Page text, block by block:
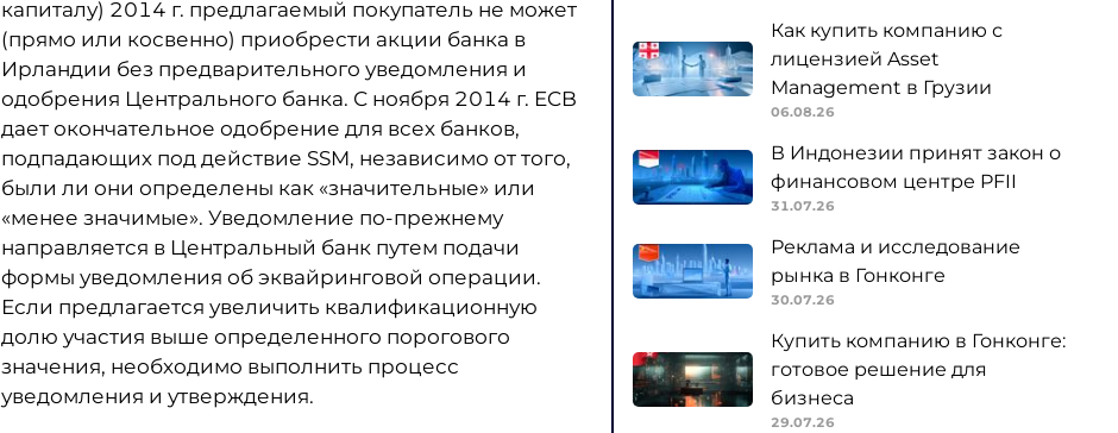
капиталу) 2014 г. предлагаемый покупатель не может
(прямо или косвенно) приобрести акции банка в
Ирландии без предварительного уведомления и
одобрения Центрального банка. С ноября 2014 г. ECB
дает окончательное одобрение для всех банков,
подпадающих под действие SSM, независимо от того,
были ли они определены как «значительные» или
«менее значимые». Уведомление по-прежнему
направляется в Центральный банк путем подачи
формы уведомления об эквайринговой операции.
Если предлагается увеличить квалификационную
долю участия выше определенного порогового
значения, необходимо выполнить процесс
уведомления и утверждения.
Как купить компанию с
лицензией Asset
Management в Грузии
06.08.26
В Индонезии принят закон о
финансовом центре PFII
31.07.26
Реклама и исследование
рынка в Гонконге
30.07.26
Купить компанию в Гонконге:
готовое решение для
бизнеса
29.07.26